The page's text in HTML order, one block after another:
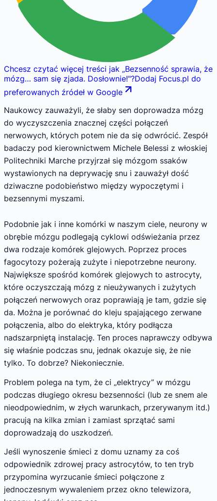
Chcesz czytać więcej treści jak „Bezsenność sprawia, że
mózg… sam się zjada. Dosłownie!"?Dodaj Focus.pl do
preferowanych źródeł w Google
Naukowcy zauważyli, że słaby sen doprowadza mózg
do wyczyszczenia znacznej części połączeń
nerwowych, których potem nie da się odwrócić. Zespół
badaczy pod kierownictwem Michele Belessi z włoskiej
Politechniki Marche przyjrzał się mózgom ssaków
wystawionych na deprywację snu i zauważył dość
dziwaczne podobieństwo między wypoczętymi i
bezsennymi myszami.
Podobnie jak i inne komórki w naszym ciele, neurony w
obrębie mózgu podlegają cyklowi odświeżania przez
dwa rodzaje komórek glejowych. Poprzez proces
fagocytozy pożerają zużyte i niepotrzebne neurony.
Największe spośród komórek glejowych to astrocyty,
które oczyszczają mózg z nieużywanych i zużytych
połączeń nerwowych oraz poprawiają je tam, gdzie się
da. Można je porównać do kleju spajającego zerwane
połączenia, albo do elektryka, który podłącza
nadszarpniętą instalację. Ten proces naprawczy odbywa
się właśnie podczas snu, jednak okazuje się, że nie
tylko. To dobrze? Niekoniecznie.
Problem polega na tym, że ci „elektrycy” w mózgu
podczas długiego okresu bezsenności (lub ze snem ale
nieodpowiednim, w złych warunkach, przerywanym itd.)
pracują na kilka zmian i zamiast sprzątać sami
doprowadzają do uszkodzeń.
Jeśli wynoszenie śmieci z domu uznamy za coś
odpowiednik zdrowej pracy astrocytów, to ten tryb
przypomina wyrzucanie śmieci połączone z
jednoczesnym wywaleniem przez okno telewizora,